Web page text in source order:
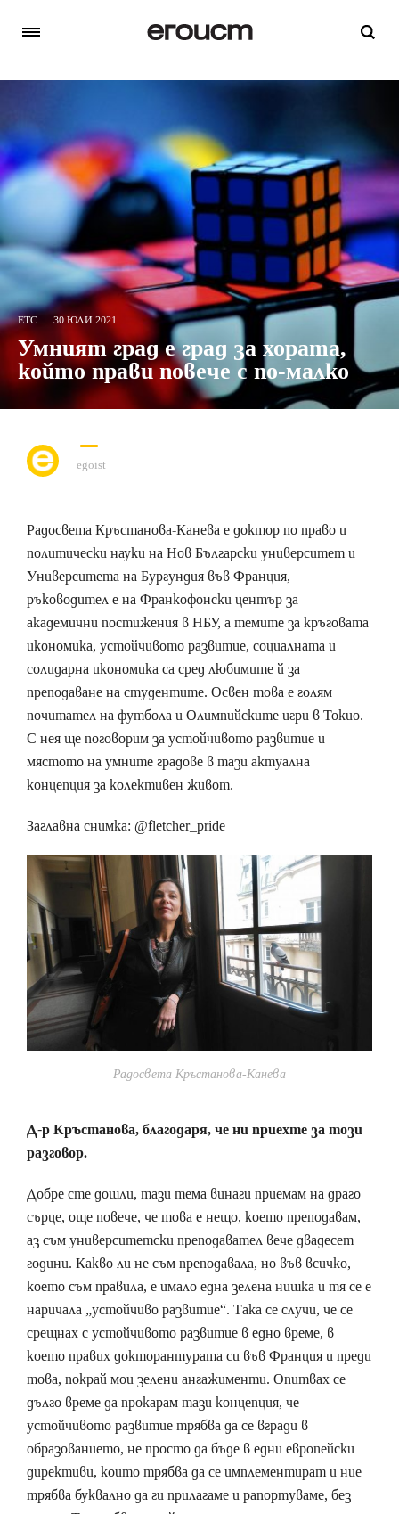
ETC 30 ЮЛИ 2021
Умният град е град за хората,
който прави повече с по-малко
egoist
Радосвета Кръстанова-Канева е доктор по право и
политически науки на Нов Български университет и
Университета на Бургундия във Франция,
ръководител е на Франкофонски център за
академични постижения в НБУ, а темите за кръговата
икономика, устойчивото развитие, социалната и
солидарна икономика са сред любимите й за
преподаване на студентите. Освен това е голям
почитател на футбола и Олимпийските игри в Токио.
С нея ще поговорим за устойчивото развитие и
мястото на умните градове в тази актуална
концепция за колективен живот.
Заглавна снимка: @fletcher_pride
Радосвета Кръстанова-Канева
Д-р Кръстанова, благодаря, че ни приехте за този
разговор.
Добре сте дошли, тази тема винаги приемам на драго
сърце, още повече, че това е нещо, което преподавам,
аз съм университетски преподавател вече двадесет
години. Какво ли не съм преподавала, но във всичко,
което съм правила, е имало една зелена нишка и тя се е
наричала „устойчиво развитие“. Така се случи, че се
срещнах с устойчивото развитие в едно време, в
което правих докторантурата си във Франция и преди
това, покрай мои зелени ангажименти. Опитвах се
дълго време да прокарам тази концепция, че
устойчивото развитие трябва да се вгради в
образованието, не просто да бъде в едни европейски
директиви, които трябва да се имплементират и ние
трябва буквално да ги прилагаме и рапортуваме, без